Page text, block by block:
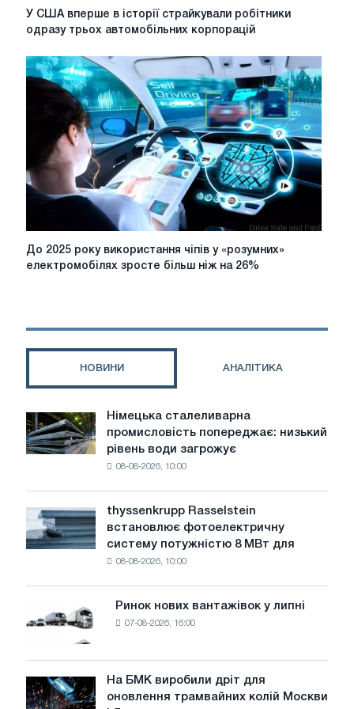
У
в
історії
страйкували
робітники
трьох
автомобільних
корпорацій
У США вперше в історії страйкували робітники
одразу трьох автомобільних корпорацій
До
2025
у
більш
на
26%
До 2025 року використання чіпів у «розумних»
електромобілях зросте більш ніж на 26%
НОВИНИ АНАЛІТИКА
Німецька
сталеливарна
промисловість
води
загрожує
безпеці
Німецька сталеливарна
промисловість попереджає: низький
рівень води загрожує
08-08-2026, 10:00
thyssenkrupp
Rasselstein
встановлює
фотоелектричну
досягнення
цілей
декарбонізації
thyssenkrupp Rasselstein
встановлює фотоелектричну
систему потужністю 8 МВт для
08-08-2026, 10:00
Ринок
нових
вантажівок
у
липні
Ринок нових вантажівок у липні
07-08-2026, 16:00
На
БМК
На БМК виробили дріт для
оновлення трамвайних колій Москви